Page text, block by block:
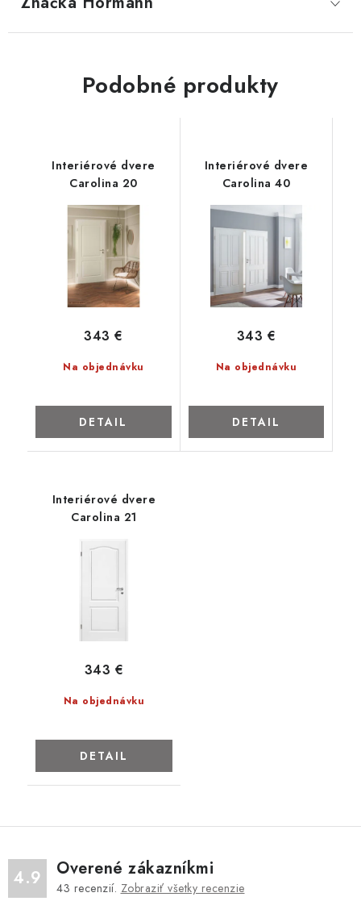
ZNAČKY
Podmienky ochrany osobných údajov
Cookies
O firme
Podobné produkty
Interiérové dvere
Carolina 20
Na objednávku
343 €
DETAIL
Interiérové dvere
Carolina 40
Na objednávku
343 €
DETAIL
Interiérové dvere
Carolina 21
Na objednávku
343 €
DETAIL
4.9 Overené zákazníkmi
43 recenzií. Zobraziť všetky recenzie